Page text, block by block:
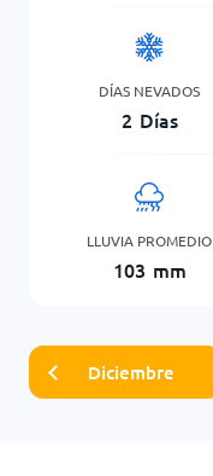
DÍAS NEVADOS
2 Días
LLUVIA PROMEDIO
103 mm
Diciembre